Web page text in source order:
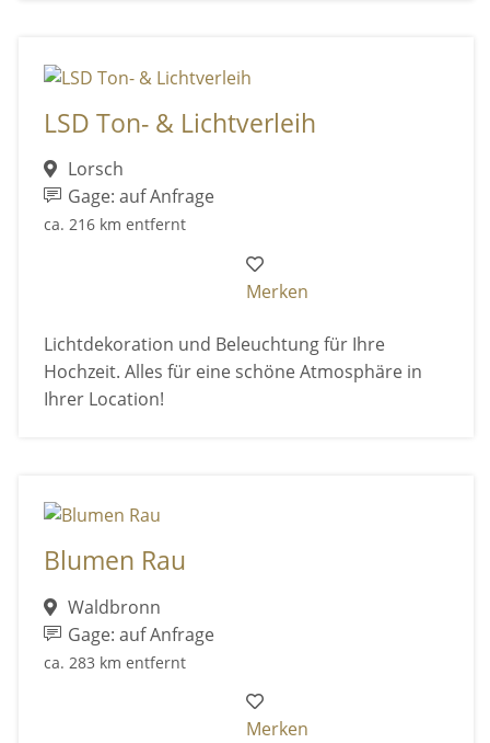
LSD Ton- & Lichtverleih
Lorsch
Gage: auf Anfrage
ca. 216 km entfernt
Merken
Lichtdekoration und Beleuchtung für Ihre
Hochzeit. Alles für eine schöne Atmosphäre in
Ihrer Location!
Blumen Rau
Waldbronn
Gage: auf Anfrage
ca. 283 km entfernt
Merken